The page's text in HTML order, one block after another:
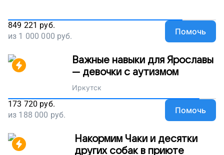
849 221 руб.
из 1 000 000 руб. Помочь
Важные навыки для Ярославы
— девочки с аутизмом
Иркутск
173 720 руб.
из 188 000 руб. Помочь
Накормим Чаки и десятки
других собак в приюте